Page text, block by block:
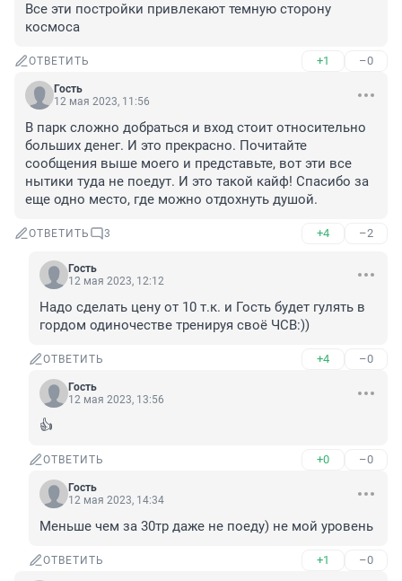
Все эти постройки привлекают темную сторону
космоса
ОТВЕТИТЬ +1 –0
Гость
12 мая 2023, 11:56
В парк сложно добраться и вход стоит относительно
больших денег. И это прекрасно. Почитайте
сообщения выше моего и представьте, вот эти все
нытики туда не поедут. И это такой кайф! Спасибо за
еще одно место, где можно отдохнуть душой.
ОТВЕТИТЬ 3 +4 –2
Гость
12 мая 2023, 12:12
Надо сделать цену от 10 т.к. и Гость будет гулять в
гордом одиночестве тренируя своё ЧСВ:))
ОТВЕТИТЬ +4 –0
Гость
12 мая 2023, 13:56
👍
ОТВЕТИТЬ +0 –0
Гость
12 мая 2023, 14:34
Меньше чем за 30тр даже не поеду) не мой уровень
ОТВЕТИТЬ +1 –0